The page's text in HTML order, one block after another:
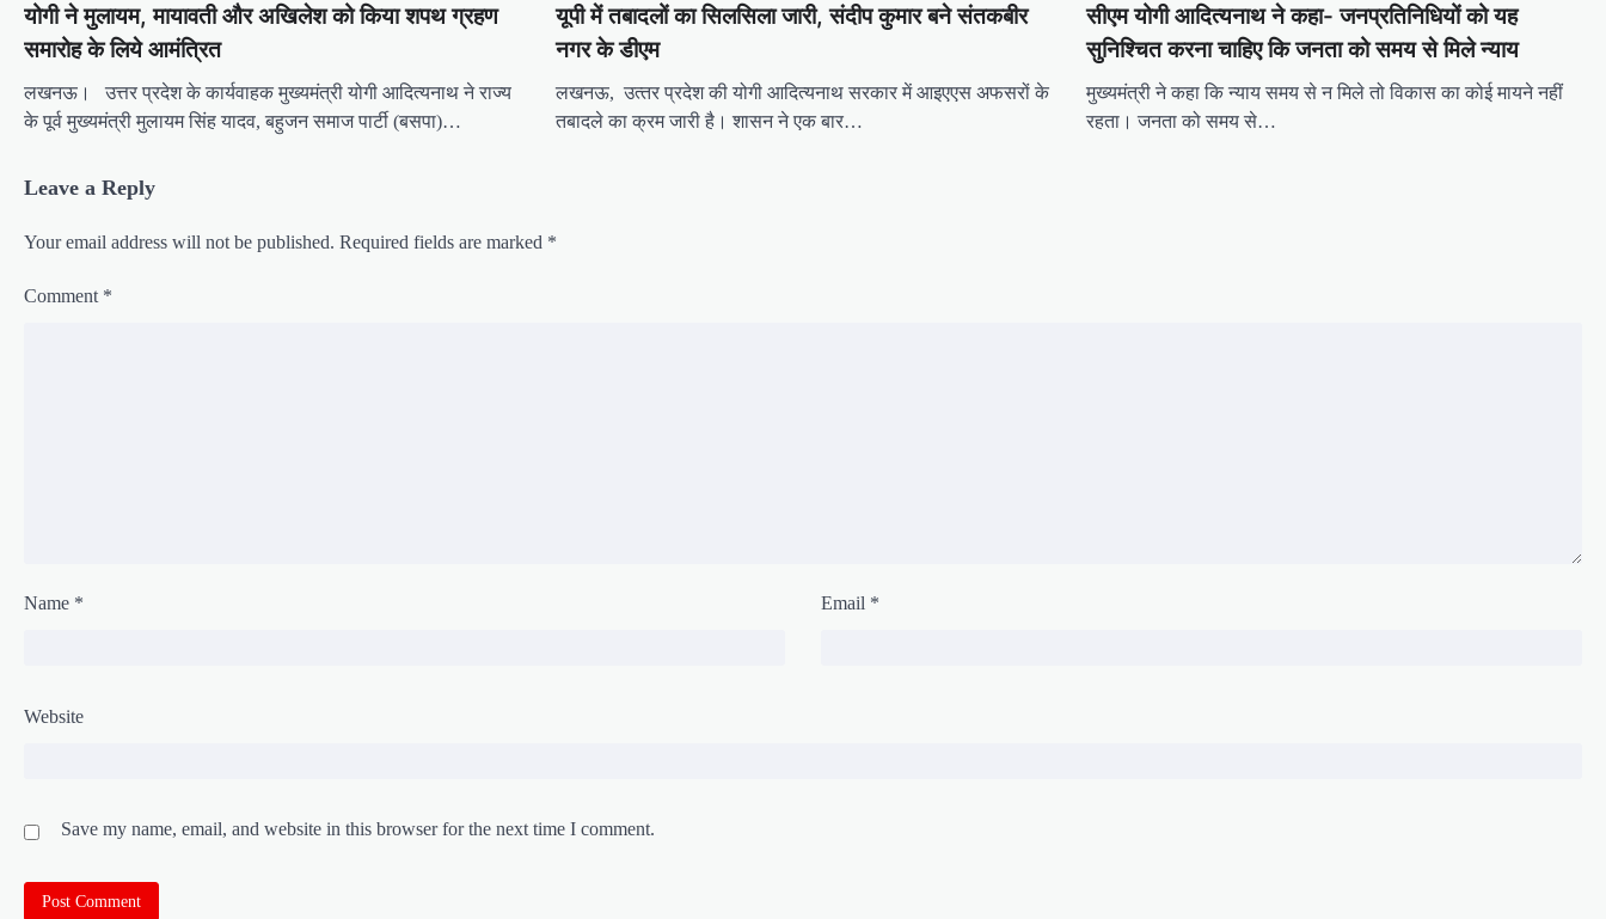
a
v
i
g
i
योगी ने मुलायम, मायावती और अखिलेश को किया शपथ ग्रहण
समारोह के लिये आमंत्रित
लखनऊ। उत्तर प्रदेश के कार्यवाहक मुख्यमंत्री योगी आदित्यनाथ ने राज्य
के पूर्व मुख्यमंत्री मुलायम सिंह यादव, बहुजन समाज पार्टी (बसपा)…
यूपी में तबादलों का सिलसिला जारी, संदीप कुमार बने संतकबीर
नगर के डीएम
लखनऊ, उत्‍तर प्रदेश की योगी आद‍ित्‍यनाथ सरकार में आइएएस अफसरों के
तबादले का क्रम जारी है। शासन ने एक बार…
सीएम योगी आद‍ित्‍यनाथ ने कहा- जनप्रत‍िन‍िध‍ियों को यह
सुन‍िश्‍च‍ित करना चाह‍िए क‍ि जनता को समय से म‍िले न्‍याय
मुख्यमंत्री ने कहा कि न्याय समय से न मिले तो विकास का कोई मायने नहीं
रहता। जनता को समय से…
Leave a Reply
Your email address will not be published. Required fields are marked *
Comment *
Name * Email *
Website
Save my name, email, and website in this browser for the next time I comment.